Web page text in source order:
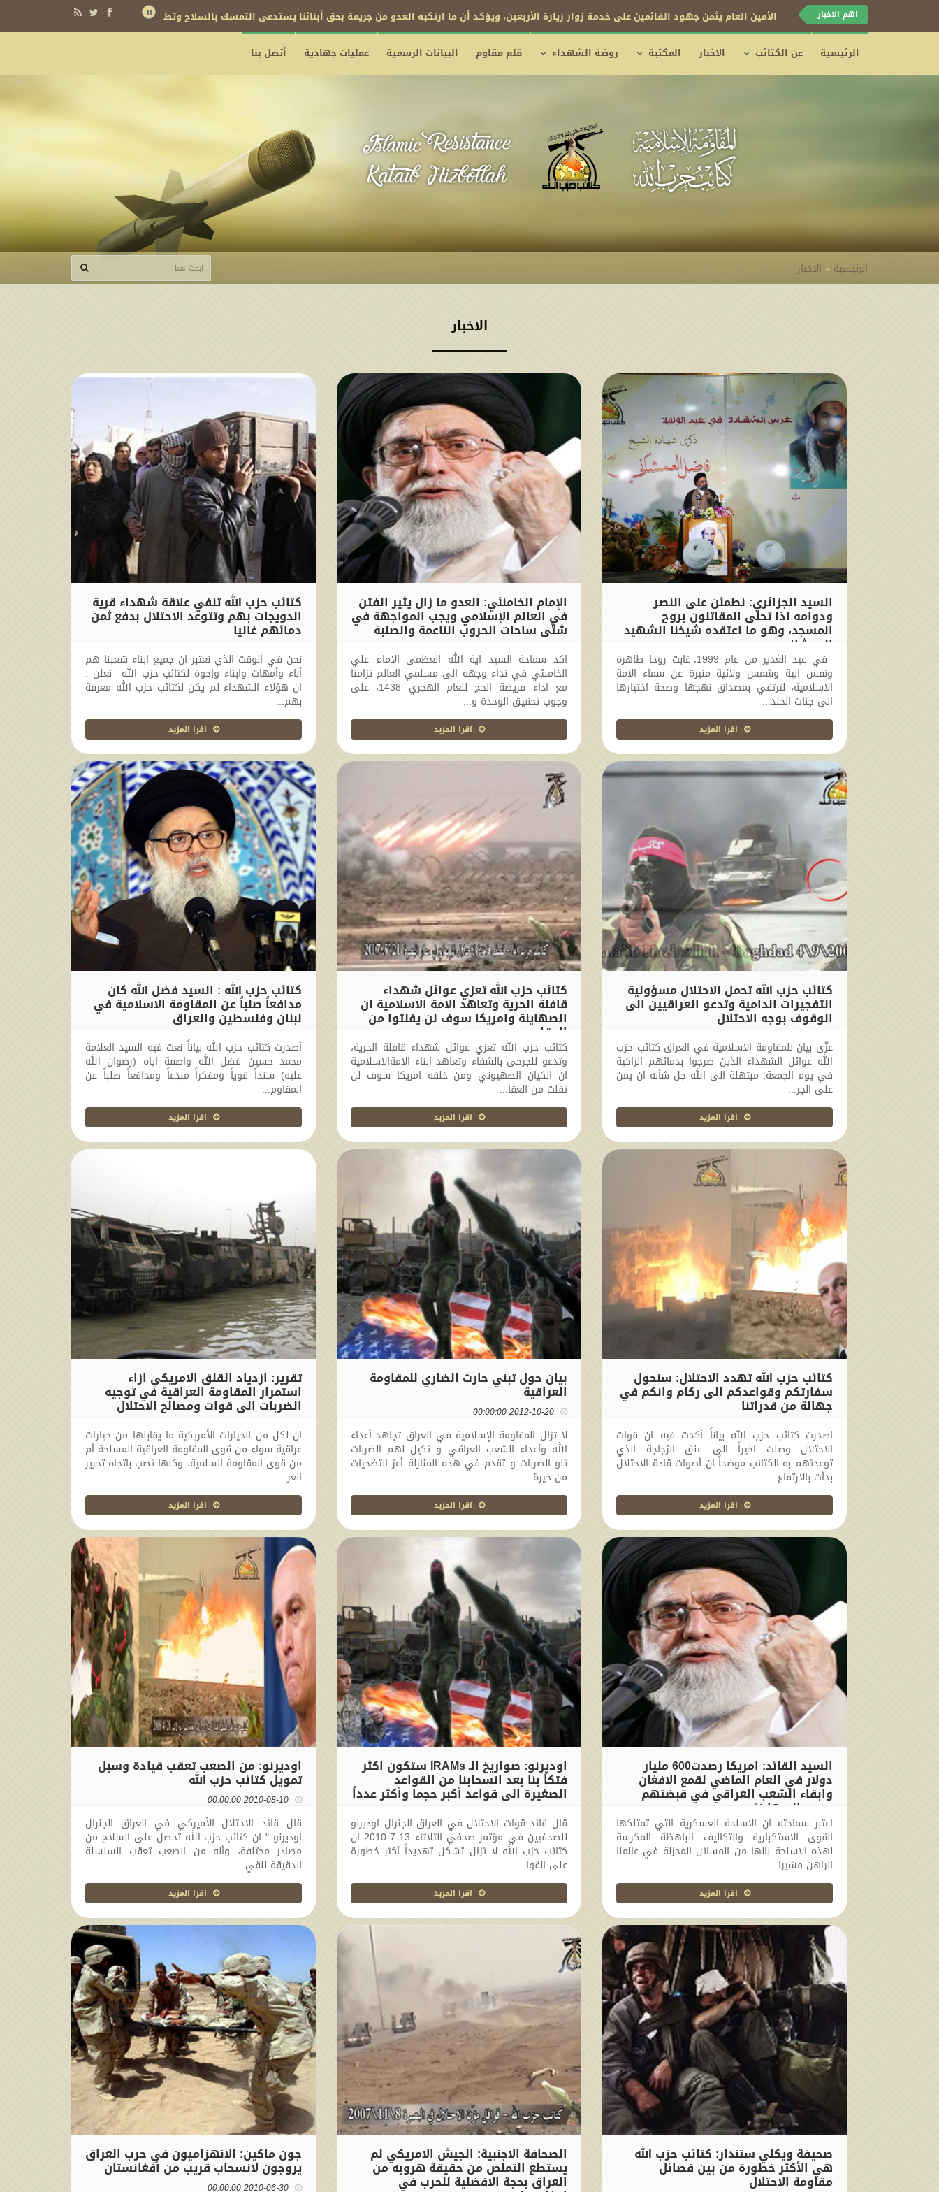
اهم الاخبار كتائب حزب الله تبارك قرار اليمن بفرض الحصار البحري على الكيان السعودي
الرئيسية عن الكتائب الاخبار المكتبة روضة الشهداء قلم مقاوم البيانات الرسمية عمليات جهادية أتصل بنا
الرئيسية » الاخبار
الاخبار
السيد الجزائري: نطمئن على النصر
ودوامه اذا تحلى المقاتلون بروح
المسجد، وهو ما اعتقده شيخنا الشهيد
العمشاني
2017-09-10 15:25:35 في عيد الغدير من عام 1999، غابت روحا طاهرة
ونفس ابية وشمس ولائية منيرة عن سماء الامة
الاسلامية، لترتقي بمصداق نهجها وصحة اختيارها
الى جنات الخلد...
اقرا المزيد
الإمام الخامنئي: العدو ما زال یثیر الفتن
في العالم الإسلامي ويجب المواجهة في
شتّی ساحات الحروب الناعمة والصلبة
اكد سماحة السيد اية الله العظمى الامام علي
الخامنئي في نداء وجهه الى مسلمي العالم تزامنا
مع اداء فريضة الحج للعام الهجري 1438، على
وجوب تحقيق الوحدة و...
اقرا المزيد
كتائب حزب الله تنفي علاقة شهداء قرية
الدويجات بهم وتتوعد الاحتلال بدفع ثمن
دمائهم غاليا
نحن في الوقت الذي نعتبر ان جميع ابناء شعبنا هم
أباء وأمهات وابناء وإخوة لكتائب حزب الله نعلن :
ان هؤلاء الشهداء لم يكن لكتائب حزب الله معرفة
بهم...
اقرا المزيد
كتائب حزب الله تحمل الاحتلال مسؤولية
التفجيرات الدامية وتدعو العراقيين الى
الوقوف بوجه الاحتلال
عزّى بيان للمقاومة الاسلامية في العراق كتائب حزب
الله عوائل الشهداء الذين ضرجوا بدمائهم الزاكية
في يوم الجمعة, مبتهلة الى الله جل شأنه ان يمن
على الجر...
اقرا المزيد
كتائب حزب الله تعزي عوائل شهداء
قافلة الحرية وتعاهد الامة الاسلامية ان
الصهاينة وامريكا سوف لن يفلتوا من
العقاب
2014-02-23 00:00:00
كتائب حزب الله تعزي عوائل شهداء قافلة الحرية،
وتدعو للجرحى بالشفاء وتعاهد ابناء الامةالاسلامية
ان الكيان الصهيوني ومن خلفه امريكا سوف لن
تفلت من العقا...
اقرا المزيد
كتائب حزب الله : السيد فضل الله كان
مدافعاً صلباً عن المقاومة الاسلامية في
لبنان وفلسطين والعراق
أصدرت كتائب حزب الله بياناً نعت فيه السيد العلامة
محمد حسين فضل الله واصفة اياه (رضوان الله
عليه) سنداً قوياً ومفكراً مبدعاً ومدافعاً صلباً عن
المقاوم...
اقرا المزيد
كتائب حزب الله تهدد الاحتلال: سنحول
سفارتكم وقواعدكم الى ركام وانكم في
جهالة من قدراتنا
اصدرت كتائب حزب الله بياناً أكدت فيه ان قوات
الاحتلال وصلت اخيراً الى عنق الزجاجة الذي
توعدتهم به الكتائب موضحاً ان أصوات قادة الاحتلال
بدأت بالارتفاع...
اقرا المزيد
بيان حول تبني حارث الضاري للمقاومة
العراقية
2012-10-20 00:00:00
لا تزال المقاومة الإسلامية في العراق تجاهد أعداء
الله وأعداء الشعب العراقي و تكيل لهم الضربات
تلو الضربات و تقدم في هذه المنازلة أعز التضحيات
من خيرة...
اقرا المزيد
تقرير: ازدياد القلق الامريكي ازاء
استمرار المقاومة العراقية في توجيه
الضربات الى قوات ومصالح الاحتلال
ان لكل من الخيارات الأمريكية ما يقابلها من خيارات
عراقية سواء من قوى المقاومة العراقية المسلحة أم
من قوى المقاومة السلمية، وكلها تصب باتجاه تحرير
العر...
اقرا المزيد
السيد القائد: امريكا رصدت600 مليار
دولار في العام الماضي لقمع الافغان
وابقاء الشعب العراقي في قبضتهم
ودعم الصهاينة
2010-09-04 00:00:00
اعتبر سماحته ان الاسلحة العسكرية التي تمتلكها
القوى الاستكبارية والتكاليف الباهظة المكرسة
لهذه الاسلحة بانها من المسائل المحزنة في عالمنا
الراهن مشيرا...
اقرا المزيد
اوديرنو: صواريخ الـ IRAMs ستكون اكثر
فتكاً بنا بعد انسحابنا من القواعد
الصغيرة الى قواعد أكبر حجما وأكثر عدداً
قال قائد قوات الاحتلال في العراق الجنرال اوديرنو
للصحفيين في مؤتمر صحفي الثلاثاء 13-7-2010 ان
كتائب حزب الله لا تزال تشكل تهديداً أكثر خطورة
على القوا...
اقرا المزيد
اوديرنو: من الصعب تعقب قيادة وسبل
تمويل كتائب حزب الله
2010-08-10 00:00:00
قال قائد الاحتلال الأميركي في العراق الجنرال
اوديرنو " ان كتائب حزب الله تحصل على السلاح من
مصادر مختلفة، وأنه من الصعب تعقب السلسلة
الدقيقة للقي...
اقرا المزيد
صحيفة ويكلي ستندار: كتائب حزب الله
هي الأكثر خطورة من بين فصائل
مقاومة الاحتلال
الصحافة الاجنبية: الجيش الامريكي لم
يستطع التملص من حقيقة هروبه من
العراق بحجة الافضلية للحرب في
جون ماكين: الانهزاميون في حرب العراق
يروجون لانسحاب قريب من أفغانستان
2010-06-30 00:00:00